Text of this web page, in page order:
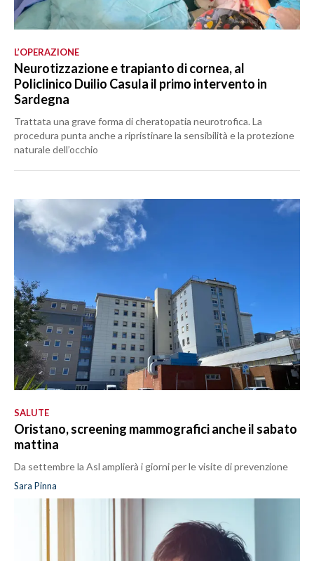
L’OPERAZIONE
Neurotizzazione e trapianto di cornea, al
Policlinico Duilio Casula il primo intervento in
Sardegna
Trattata una grave forma di cheratopatia neurotrofica. La
procedura punta anche a ripristinare la sensibilità e la protezione
naturale dell’occhio
SALUTE
Oristano, screening mammografici anche il sabato
mattina
Da settembre la Asl amplierà i giorni per le visite di prevenzione
Sara Pinna